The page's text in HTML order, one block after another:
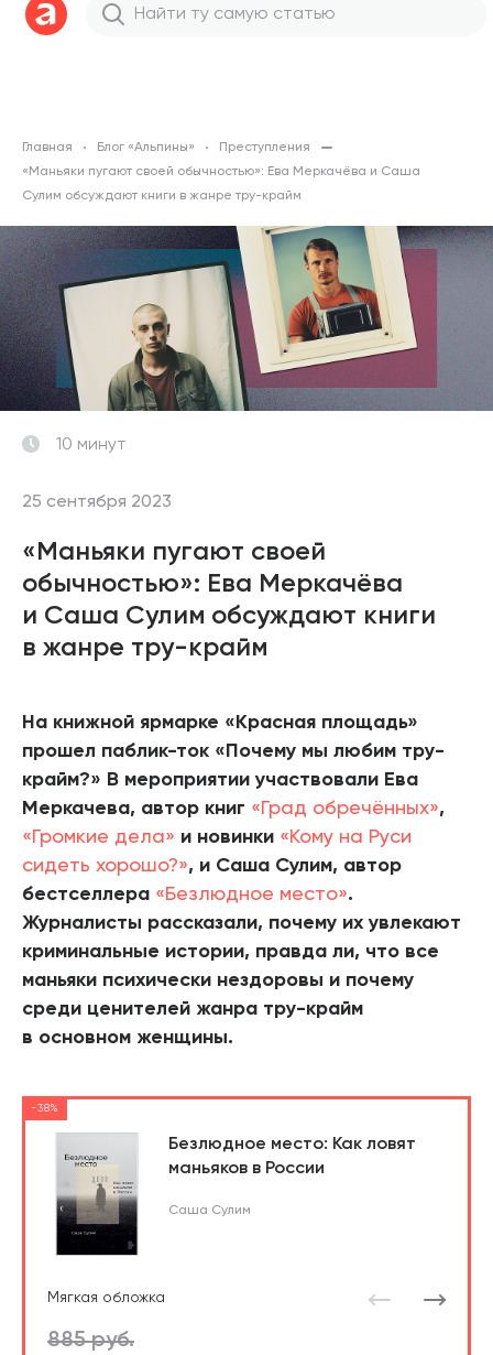
Главная Блог «Альпины»
Преступления
«Маньяки пугают своей обычностью»: Ева Меркачёва и Саша
Сулим обсуждают книги в жанре тру-крайм
25 сентября 2023
10 минут
«Маньяки пугают своей
обычностью»: Ева Меркачёва
и Саша Сулим обсуждают книги
в жанре тру-крайм
На книжной ярмарке «Красная площадь»
прошел паблик-ток «Почему мы любим тру-
крайм?» В мероприятии участвовали Ева
Меркачева, автор книг «Град обречённых»,
«Громкие дела» и новинки «Кому на Руси
сидеть хорошо?», и Саша Сулим, автор
бестселлера «Безлюдное место».
Журналисты рассказали, почему их увлекают
криминальные истории, правда ли, что все
маньяки психически нездоровы и почему
среди ценителей жанра тру-крайм
в основном женщины.
-38%
Безлюдное место: Как ловят
маньяков в России
Саша Сулим
Мягкая обложка
885 руб.